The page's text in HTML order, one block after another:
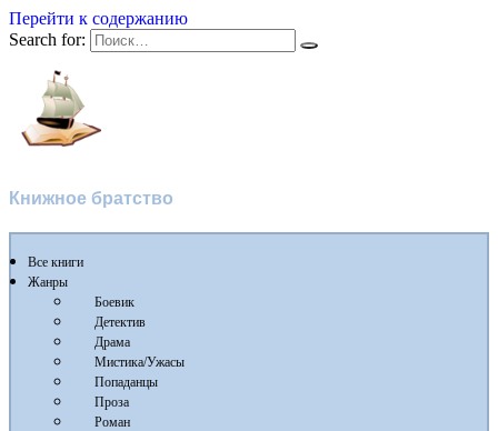
Перейти к содержанию
Search for:
Книжное братство
Все книги
Жанры
Боевик
Детектив
Драма
Мистика/Ужасы
Попаданцы
Проза
Роман